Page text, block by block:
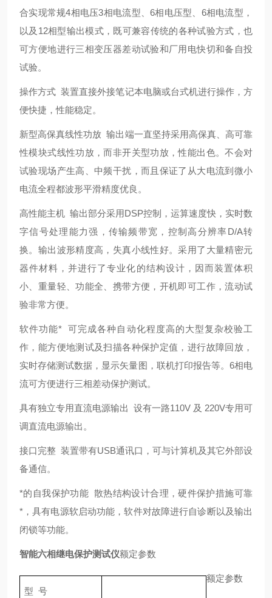
合实现常规4相电压3相电流型、6相电压型、6相电流型，
以及12相型输出模式，既可兼容传统的各种试验方式，也
可方便地进行三相变压器差动试验和厂用电快切和备自投
试验。
操作方式 装置直接外接笔记本电脑或台式机进行操作，方
便快捷，性能稳定。
新型高保真线性功放 输出端一直坚持采用高保真、高可靠
性模块式线性功放，而非开关型功放，性能出色。不会对
试验现场产生高、中频干扰，而且保证了从大电流到微小
电流全程都波形平滑精度优良。
高性能主机 输出部分采用DSP控制，运算速度快，实时数
字信号处理能力强，传输频带宽，控制高分辨率D/A转
换。输出波形精度高，失真小线性好。采用了大量精密元
器件材料，并进行了专业化的结构设计，因而装置体积
小、重量轻、功能全、携带方便，开机即可工作，流动试
验非常方便。
软件功能* 可完成各种自动化程度高的大型复杂校验工
作，能方便地测试及扫描各种保护定值，进行故障回放，
实时存储测试数据，显示矢量图，联机打印报告等。6相电
流可方便进行三相差动保护测试。
具有独立专用直流电源输出 设有一路110V 及 220V专用可
调直流电源输出。
接口完整 装置带有USB通讯口，可与计算机及其它外部设
备通信。
*的自我保护功能 散热结构设计合理，硬件保护措施可靠
*，具有电源软启动功能，软件对故障进行自诊断以及输出
闭锁等功能。
智能六相继电保护测试仪额定参数
型 号
额定参数